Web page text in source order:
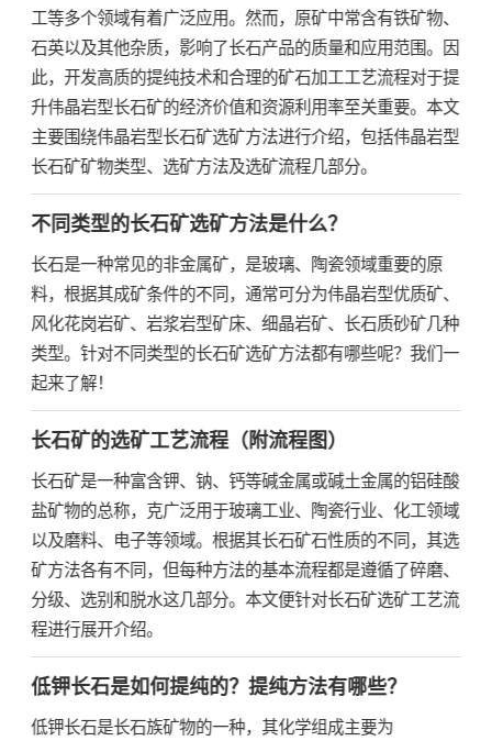
工等多个领域有着广泛应用。然而，原矿中常含有铁矿物、
石英以及其他杂质，影响了长石产品的质量和应用范围。因
此，开发高质的提纯技术和合理的矿石加工工艺流程对于提
升伟晶岩型长石矿的经济价值和资源利用率至关重要。本文
主要围绕伟晶岩型长石矿选矿方法进行介绍，包括伟晶岩型
长石矿矿物类型、选矿方法及选矿流程几部分。
不同类型的长石矿选矿方法是什么？
长石是一种常见的非金属矿，是玻璃、陶瓷领域重要的原
料，根据其成矿条件的不同，通常可分为伟晶岩型优质矿、
风化花岗岩矿、岩浆岩型矿床、细晶岩矿、长石质砂矿几种
类型。针对不同类型的长石矿选矿方法都有哪些呢？我们一
起来了解！
长石矿的选矿工艺流程（附流程图）
长石矿是一种富含钾、钠、钙等碱金属或碱土金属的铝硅酸
盐矿物的总称，克广泛用于玻璃工业、陶瓷行业、化工领域
以及磨料、电子等领域。根据其长石矿石性质的不同，其选
矿方法各有不同，但每种方法的基本流程都是遵循了碎磨、
分级、选别和脱水这几部分。本文便针对长石矿选矿工艺流
程进行展开介绍。
低钾长石是如何提纯的？提纯方法有哪些？
低钾长石是长石族矿物的一种，其化学组成主要为